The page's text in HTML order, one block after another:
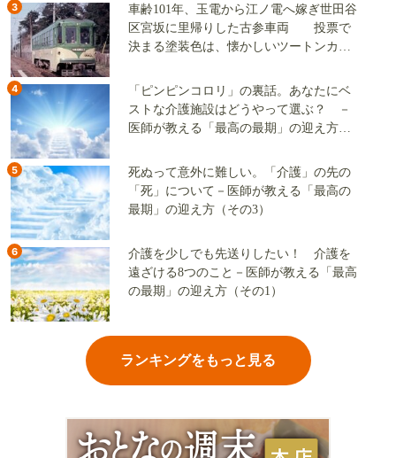
3
車齢101年、玉電から江ノ電へ嫁ぎ世田谷
区宮坂に里帰りした古参車両 投票で
決まる塗装色は、懐かしいツートンカラ
4
「ピンピンコロリ」の裏話。あなたにベ
ストな介護施設はどうやって選ぶ？ －
医師が教える「最高の最期」の迎え方
5
死ぬって意外に難しい。「介護」の先の
「死」について－医師が教える「最高の
最期」の迎え方（その3）
6
介護を少しでも先送りしたい！ 介護を
遠ざける8つのこと－医師が教える「最高
の最期」の迎え方（その1）
ランキングをもっと見る